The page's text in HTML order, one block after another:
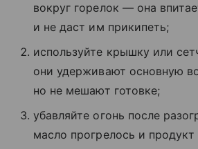
вокруг горелок — она
и не даст им прикипеть;
используйте крышку или
они удерживают основную
но не мешают готовке;
убавляйте огонь после
масло прогрелось и продукт